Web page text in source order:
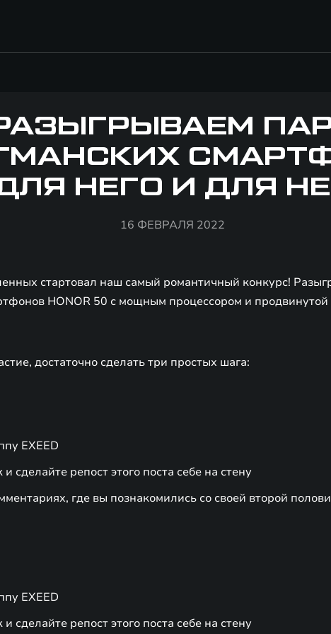
НЕГО И ДЛЯ
16 ФЕВРАЛЯ 2022
стартовал наш самый романтичный конкурс!
HONOR 50 с мощным процессором и
достаточно сделать три простых шага:
EXEED
сделайте репост этого поста себе на стену
где вы познакомились со своей второй
EXEED
сделайте репост этого поста себе на стену